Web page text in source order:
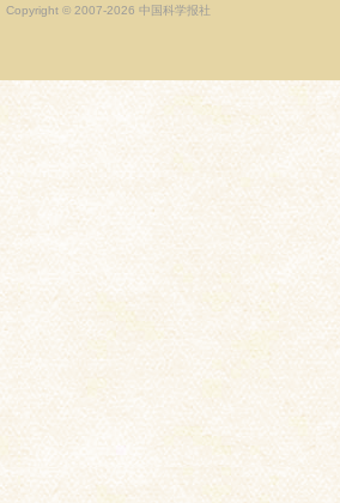
Copyright © 2007-2026 中国科学报社